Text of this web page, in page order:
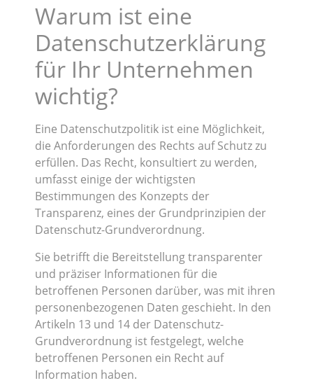
Warum ist eine
Datenschutzerklärung
für Ihr Unternehmen
wichtig?
Eine Datenschutzpolitik ist eine Möglichkeit,
die Anforderungen des Rechts auf Schutz zu
erfüllen. Das Recht, konsultiert zu werden,
umfasst einige der wichtigsten
Bestimmungen des Konzepts der
Transparenz, eines der Grundprinzipien der
Datenschutz-Grundverordnung.
Sie betrifft die Bereitstellung transparenter
und präziser Informationen für die
betroffenen Personen darüber, was mit ihren
personenbezogenen Daten geschieht. In den
Artikeln 13 und 14 der Datenschutz-
Grundverordnung ist festgelegt, welche
betroffenen Personen ein Recht auf
Information haben.